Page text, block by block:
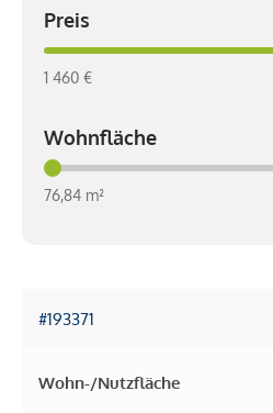
Preis
1 460 €
Wohnfläche
76,84 m²
#193371
Wohn-/Nutzfläche